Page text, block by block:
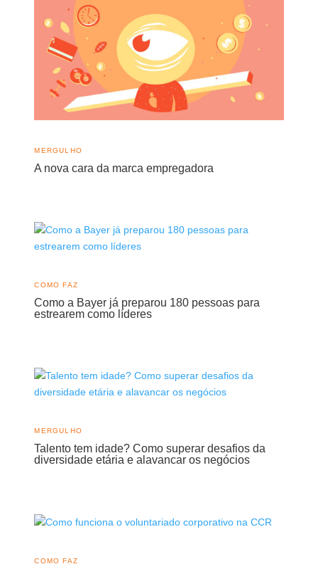
A nova cara da marca empregadora
MERGULHO
Como a Bayer já preparou 180 pessoas para
estrearem como líderes
COMO FAZ
Talento tem idade? Como superar desafios da
diversidade etária e alavancar os negócios
MERGULHO
COMO FAZ